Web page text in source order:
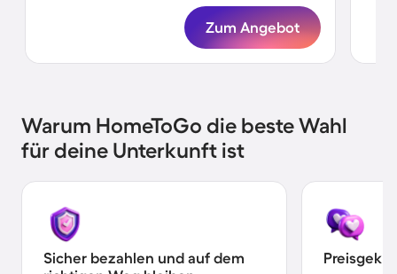
Zum Angebot
Warum HomeToGo die beste Wahl
für deine Unterkunft ist
Sicher bezahlen und auf dem